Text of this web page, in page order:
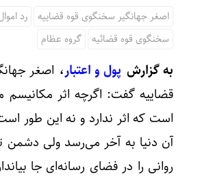
اصغر جهانگیر سخنگوی قوه قضاییه
رد
سخنگوی قوه قضائیه
گروه عظام
به گزارش پول و اعتبار، اصغر
قضاییه گفت: اگرچه اثر مکانیسم
است که اثر ندارد و نه این طور
آن دنیا به آخر می‌رسد ولی دشمن
روانی را در فضای رسانه‌ای جا